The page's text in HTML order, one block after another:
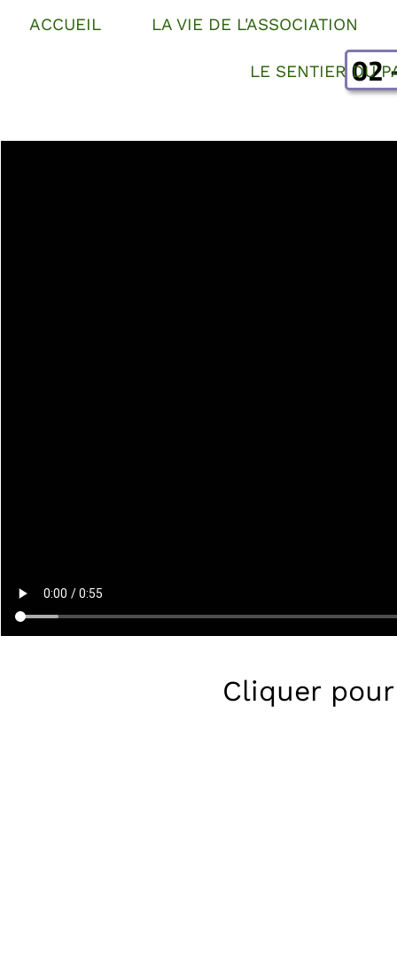
ACCUEIL LA VIE DE L'ASSOCIATION
LE SENTIER DU
02
Cliquer